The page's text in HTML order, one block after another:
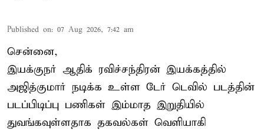
Published on: 07 Aug 2026, 7:42 am
சென்னை,
இயக்குநர் ஆதிக் ரவிச்சந்திரன் இயக்கத்தில்
அஜித்குமார் நடிக்க உள்ள டேர் டெவில் படத்தின்
படப்பிடிப்பு பணிகள் இம்மாத இறுதியில்
துவங்கவுள்ளதாக தகவல்கள் வெளியாகி